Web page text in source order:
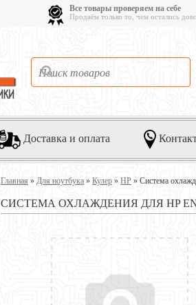
Все товары проверяем на себе
Продаём только то, чем остались
Доставка и оплата
Главная » Для ноутбука » Кулер » HP » Система
СИСТЕМА ОХЛАЖДЕНИЯ ДЛЯ HP